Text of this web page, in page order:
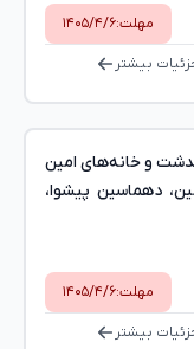
مهلت:۱۴۰۵/۴/۶
بیشتر
و خانه‌های امین
دهماسین پیشوا،
مهلت:۱۴۰۵/۴/۶
بیشتر